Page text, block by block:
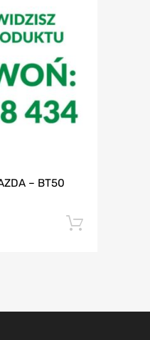
– BT50